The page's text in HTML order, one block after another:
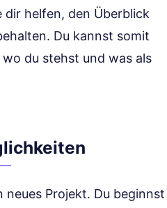
dir helfen, den Überblick
Du kannst somit
du stehst und was als
neues Projekt. Du beginnst